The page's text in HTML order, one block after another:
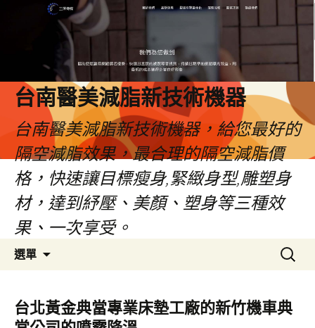
台南醫美減脂新技術機器
台南醫美減脂新技術機器，給您最好的
隔空減脂效果，最合理的隔空減脂價
格，快速讓目標瘦身,緊緻身型,雕塑身
材，達到紓壓、美顏、塑身等三種效
果、一次享受。
選單
容
搜
尋
鍵
字:
台北黃金典當專業床墊工廠的新竹機車典